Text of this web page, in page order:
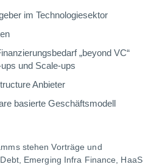
im Technologiesektor
„beyond VC“
und Scale-ups
Anbieter
basierte Geschäftsmodell
stehen Vorträge und
Emerging Infra Finance, HaaS